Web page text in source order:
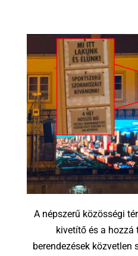
A népszerű közösségi
kivetítő és a
berendezések